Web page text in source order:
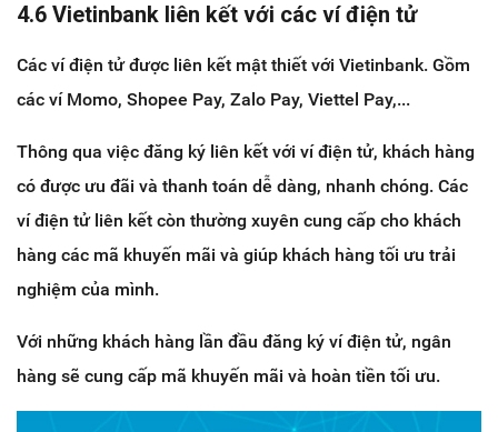
4.6 Vietinbank liên kết với các ví điện tử
Các ví điện tử được liên kết mật thiết với Vietinbank. Gồm
các ví Momo, Shopee Pay, Zalo Pay, Viettel Pay,...
Thông qua việc đăng ký liên kết với ví điện tử, khách hàng
có được ưu đãi và thanh toán dễ dàng, nhanh chóng. Các
ví điện tử liên kết còn thường xuyên cung cấp cho khách
hàng các mã khuyến mãi và giúp khách hàng tối ưu trải
nghiệm của mình.
Với những khách hàng lần đầu đăng ký ví điện tử, ngân
hàng sẽ cung cấp mã khuyến mãi và hoàn tiền tối ưu.